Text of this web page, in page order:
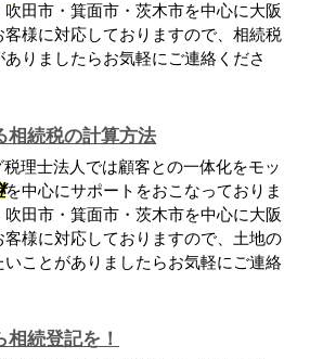
田市・箕面市・茨木市を中心に大阪
様に対応しておりますので、相続税
りましたらお気軽にご連絡くださ
相続税の計算方法
理士法人では顧客との一体化をモッ
を中心にサポートをおこなっておりま
田市・箕面市・茨木市を中心に大阪
様に対応しておりますので、土地の
ことがありましたらお気軽にご連絡
続登記を！